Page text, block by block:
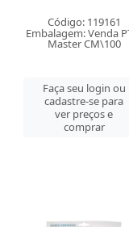
Código: 119161
Embalagem: Venda
Master CM\100
Faça seu login ou
cadastre-se para
ver preços e
comprar